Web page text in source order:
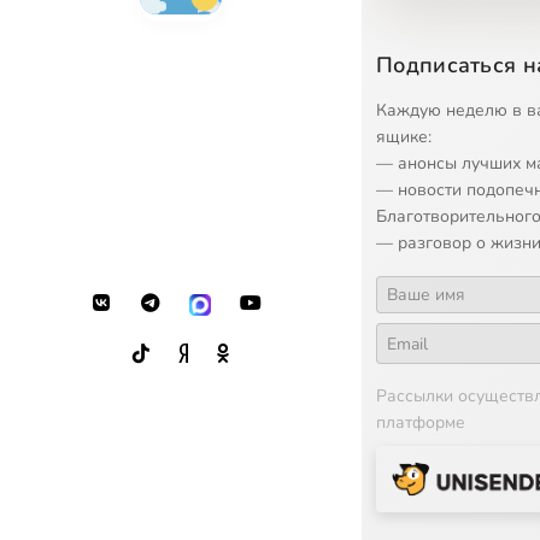
16 Missa longa
17 Missa longa
18 Missa longa
Подписаться
Каждую неделю в
ящике:
— анонсы лучших
— новости
— разговор о
Рассылки
платформе